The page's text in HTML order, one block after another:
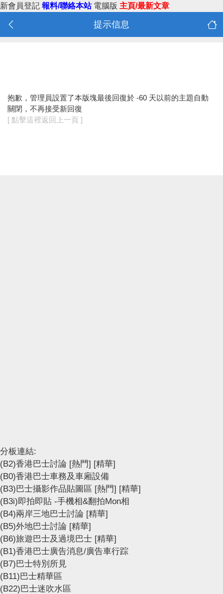
新會員登記 報料/聯絡本站 電腦版 主頁/最新文章
提示信息
抱歉，管理員設置了本版塊最後回復於 -60 天以前的主題自動
關閉，不再接受新回復
[ 點擊這裡返回上一頁 ]
分板連結:
(B2)香港巴士討論 [熱門] [精華]
(B0)香港巴士車務及車廂設備
(B3)巴士攝影作品貼圖區 [熱門] [精華]
(B3i)即拍即貼 -手機相&翻拍Mon相
(B4)兩岸三地巴士討論 [精華]
(B5)外地巴士討論 [精華]
(B6)旅遊巴士及過境巴士 [精華]
(B1)香港巴士廣告消息/廣告車行踪
(B7)巴士特別所見
(B11)巴士精華區
(B22)巴士迷吹水區